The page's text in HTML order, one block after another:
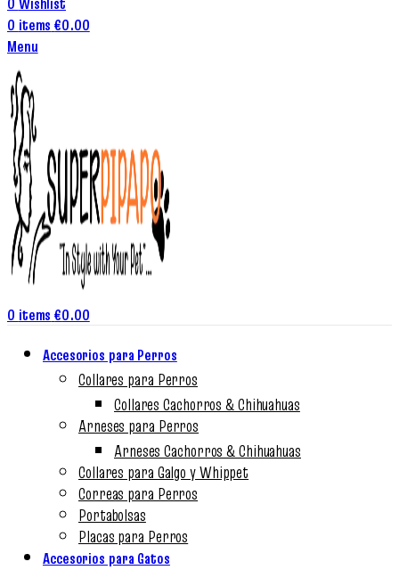
0 items €0.00
Menu
0 items €0.00
Accesorios para Perros
Collares para Perros
Collares Cachorros & Chihuahuas
Arneses para Perros
Arneses Cachorros & Chihuahuas
Collares para Galgo y Whippet
Correas para Perros
Portabolsas
Placas para Perros
Accesorios para Gatos